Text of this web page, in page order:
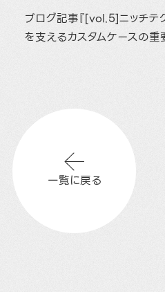
ブログ記事『[vol.5]ニッチ
を支えるカスタムケースの重
一覧に戻る